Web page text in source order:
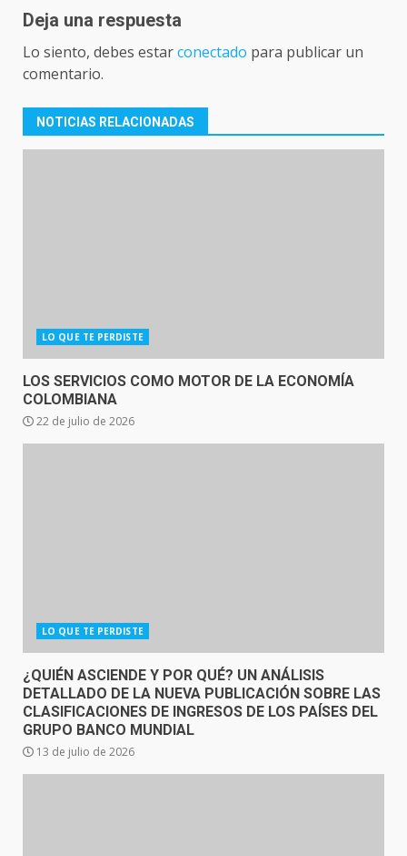
Deja una respuesta
Lo siento, debes estarconectado para publicar un
comentario.
NOTICIAS RELACIONADAS
LO QUE TE PERDISTE
LOS SERVICIOS COMO MOTOR DE LA ECONOMÍA
COLOMBIANA
22 de julio de 2026
LO QUE TE PERDISTE
¿QUIÉN ASCIENDE Y POR QUÉ? UN ANÁLISIS
DETALLADO DE LA NUEVA PUBLICACIÓN SOBRE LAS
CLASIFICACIONES DE INGRESOS DE LOS PAÍSES DEL
GRUPO BANCO MUNDIAL
13 de julio de 2026